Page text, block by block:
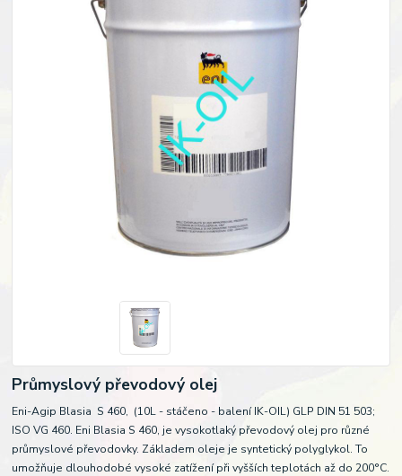
Průmyslový převodový olej
Eni-Agip Blasia S 460, (10L - stáčeno - balení IK-OIL) GLP DIN 51 503;
ISO VG 460. Eni Blasia S 460, je vysokotlaký převodový olej pro různé
průmyslové převodovky. Základem oleje je syntetický polyglykol. To
umožňuje dlouhodobé vysoké zatížení při vyšších teplotách až do 200°C.